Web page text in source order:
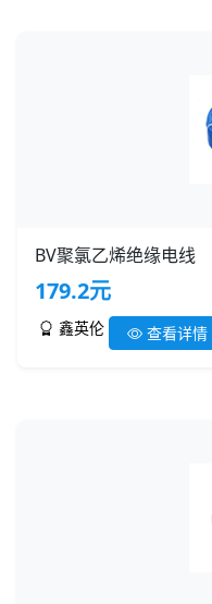
BV聚氯乙烯绝缘电线
179.2元
鑫英伦 查看详情